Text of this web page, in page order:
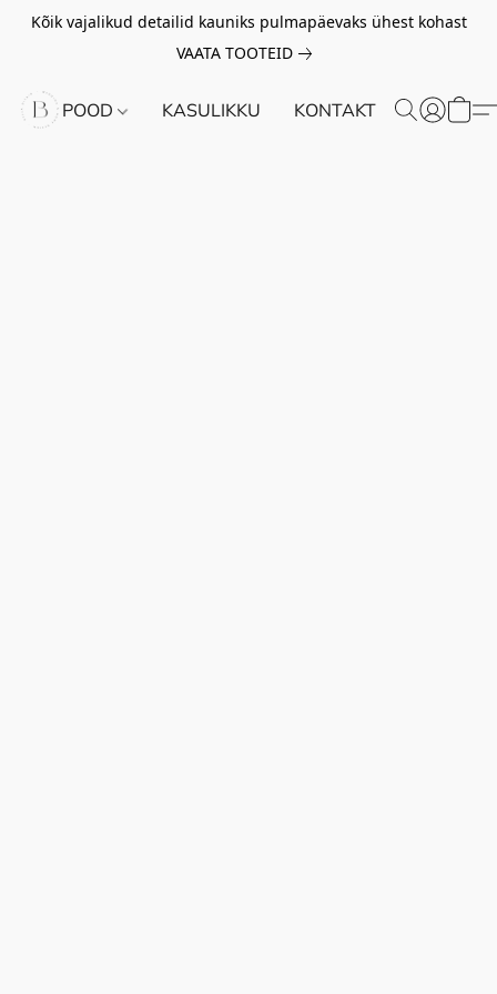
Kõik vajalikud detailid kauniks pulmapäevaks ühest kohast
VAATA TOOTEID
POOD KASULIKKU KONTAKT